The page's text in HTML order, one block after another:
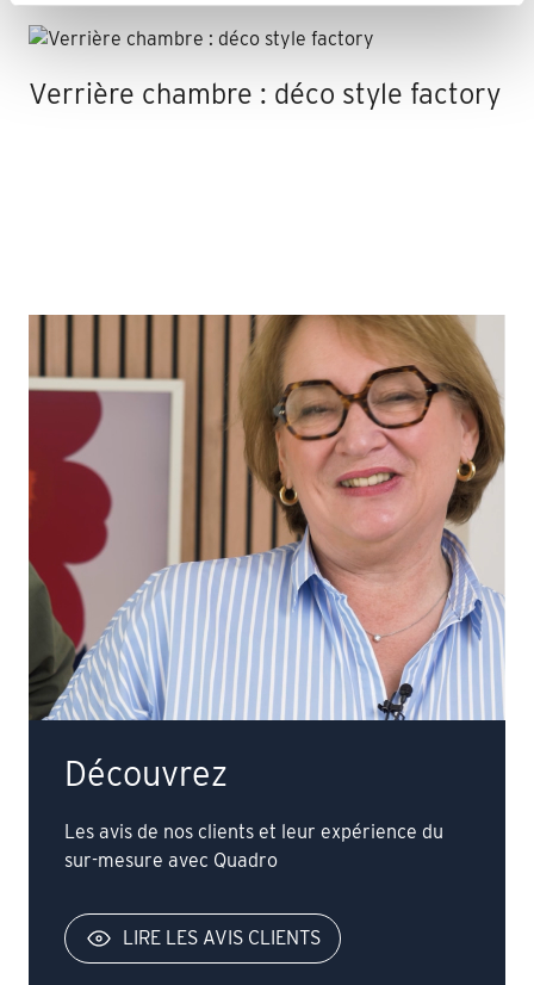
Verrière chambre : déco style factory
Découvrez
Les avis de nos clients et leur expérience du
sur-mesure avec Quadro
LIRE LES AVIS CLIENTS